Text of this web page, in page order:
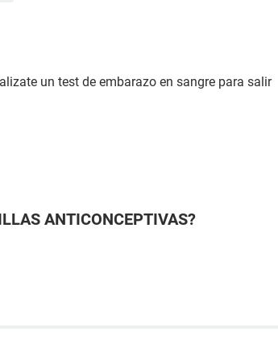
un test de embarazo en sangre para salir
ANTICONCEPTIVAS?